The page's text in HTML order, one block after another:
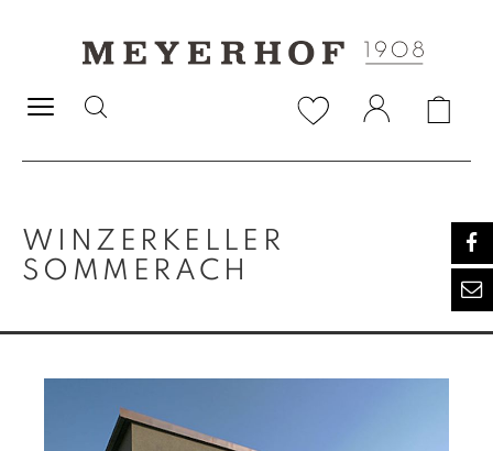
WINZERKELLER
SOMMERACH